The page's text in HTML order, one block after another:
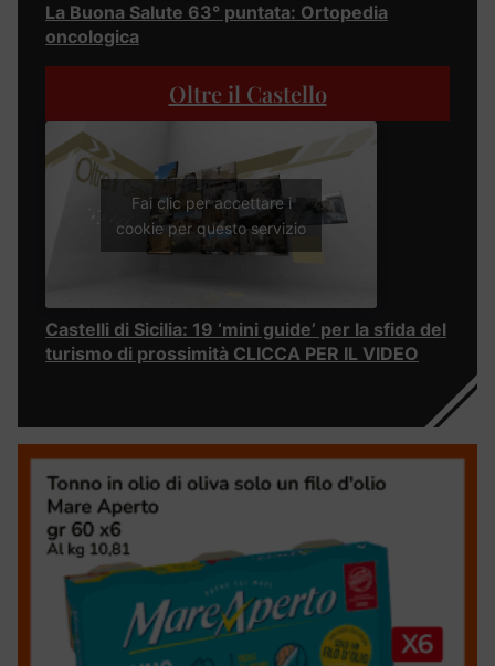
La Buona Salute 63° puntata: Ortopedia
oncologica
Oltre il Castello
Fai clic per accettare i
cookie per questo servizio
Castelli di Sicilia: 19 ‘mini guide’ per la sfida del
turismo di prossimità CLICCA PER IL VIDEO